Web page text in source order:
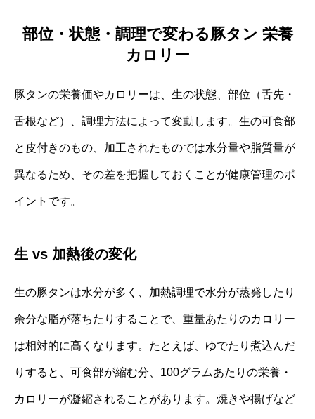
部位・状態・調理で変わる豚タン 栄養
カロリー
豚タンの栄養価やカロリーは、生の状態、部位（舌先・
舌根など）、調理方法によって変動します。生の可食部
と皮付きのもの、加工されたものでは水分量や脂質量が
異なるため、その差を把握しておくことが健康管理のポ
イントです。
生 vs 加熱後の変化
生の豚タンは水分が多く、加熱調理で水分が蒸発したり
余分な脂が落ちたりすることで、重量あたりのカロリー
は相対的に高くなります。たとえば、ゆでたり煮込んだ
りすると、可食部が縮む分、100グラムあたりの栄養・
カロリーが凝縮されることがあります。焼きや揚げなど